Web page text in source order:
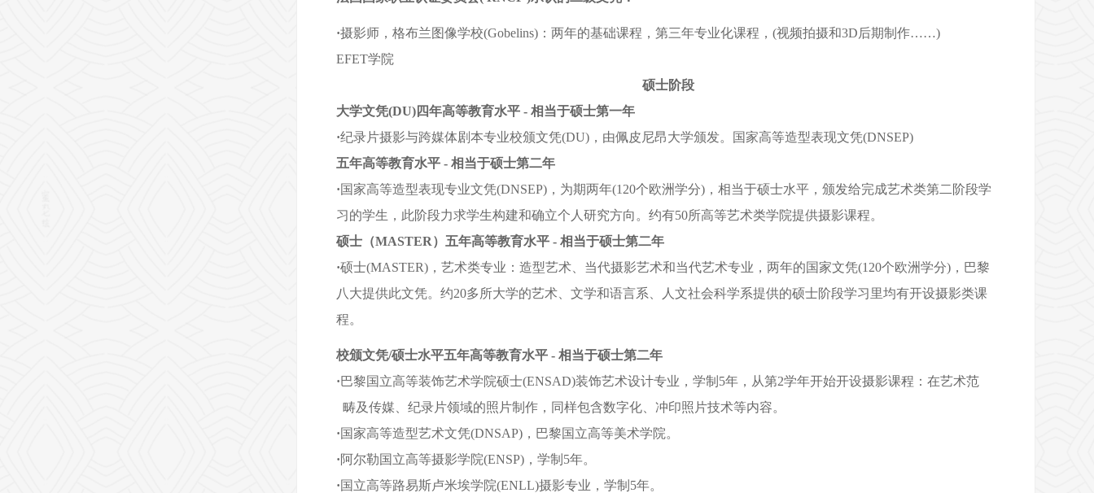
·摄影师，格布兰图像学校(Gobelins)：两年的基础课程，第三年专业化课程，(视频拍摄和3D后期制作……)
EFET学院
硕士阶段
大学文凭(DU)四年高等教育水平 - 相当于硕士第一年
·纪录片摄影与跨媒体剧本专业校颁文凭(DU)，由佩皮尼昂大学颁发。国家高等造型表现文凭(DNSEP)
五年高等教育水平 - 相当于硕士第二年
·国家高等造型表现专业文凭(DNSEP)，为期两年(120个欧洲学分)，相当于硕士水平，颁发给完成艺术类第二阶段学
习的学生，此阶段力求学生构建和确立个人研究方向。约有50所高等艺术类学院提供摄影课程。
硕士（MASTER）五年高等教育水平 - 相当于硕士第二年
·硕士(MASTER)，艺术类专业：造型艺术、当代摄影艺术和当代艺术专业，两年的国家文凭(120个欧洲学分)，巴黎
八大提供此文凭。 约20多所大学的艺术、文学和语言系、人文社会科学系提供的硕士阶段学习里均有开设摄影类课
程。
校颁文凭/硕士水平五年高等教育水平 - 相当于硕士第二年
·巴黎国立高等装饰艺术学院硕士(ENSAD)装饰艺术设计专业，学制5年，从第2学年开始开设摄影课程：在艺术范
畴及传媒、纪录片领域的照片制作，同样包含数字化、冲印照片技术等内容。
·国家高等造型艺术文凭(DNSAP)，巴黎国立高等美术学院。
·阿尔勒国立高等摄影学院(ENSP)，学制5年。
·国立高等路易斯卢米埃学院(ENLL)摄影专业，学制5年。